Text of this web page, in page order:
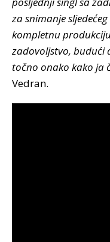
za snimanje
kompletnu
zadovoljstvo, budući
točno onako kako ja
Vedran.